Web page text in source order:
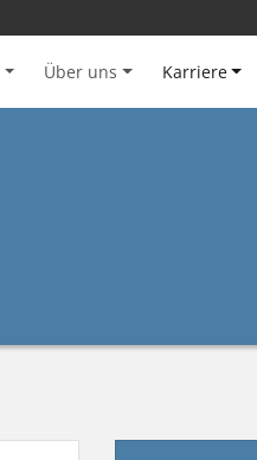
Über uns Karriere